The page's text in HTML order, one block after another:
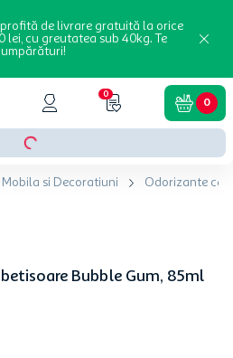
profită de livrare gratuită la orice
lei, cu greutatea sub 40kg. Te
0
0
Mobila si Decoratiuni Odorizante
Bubble Gum, 85ml